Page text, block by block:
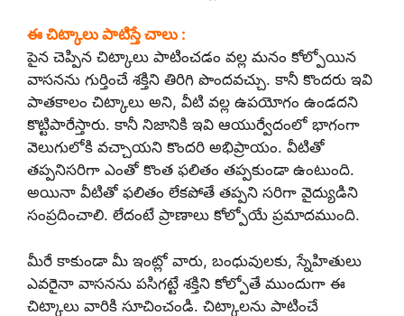
ఈ చిట్కాలు పాటిస్తే చాలు :
పైన చెప్పిన చిట్కాలు పాటించడం వల్ల మనం కోల్పోయిన
వాసనను గుర్తించే శక్తిని తిరిగి పొందవచ్చు. కానీ కొందరు ఇవి
పాతకాలం చిట్కాలు అని, వీటి వల్ల ఉపయోగం ఉండదని
కొట్టిపారేస్తారు. కానీ నిజానికి ఇవి ఆయుర్వేదంలో భాగంగా
వెలుగులోకి వచ్చాయని కొందరి అభిప్రాయం. వీటితో
తప్పనిసరిగా ఎంతో కొంత ఫలితం తప్పకుండా ఉంటుంది.
అయినా వీటితో ఫలితం లేకపోతే తప్పని సరిగా వైద్యుడిని
సంప్రదించాలి. లేదంటే ప్రాణాలు కోల్పోయే ప్రమాదముంది.
మీరే కాకుండా మీ ఇంట్లో వారు, బంధువులకు, స్నేహితులు
ఎవరైనా వాసనను పసిగట్టే శక్తిని కోల్పోతే ముందుగా ఈ
చిట్కాలు వారికి సూచించండి. చిట్కాలను పాటించే